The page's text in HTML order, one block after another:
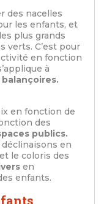
des nacelles
les enfants, et
plus grands
verts. C’est pour
en fonction
à
en fonction de
des
publics.
en
le coloris des
en
enfants.